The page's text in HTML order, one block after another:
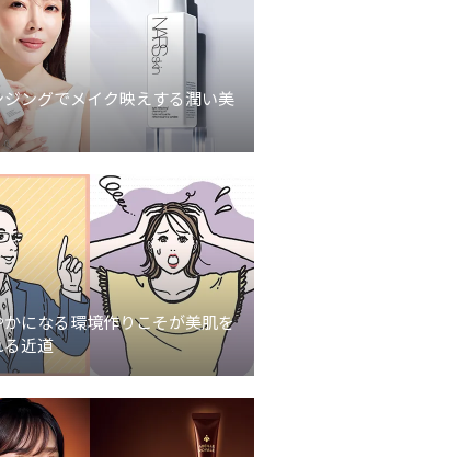
ングでメイク映えする潤い美
かになる環境作りこそが美肌を
近道